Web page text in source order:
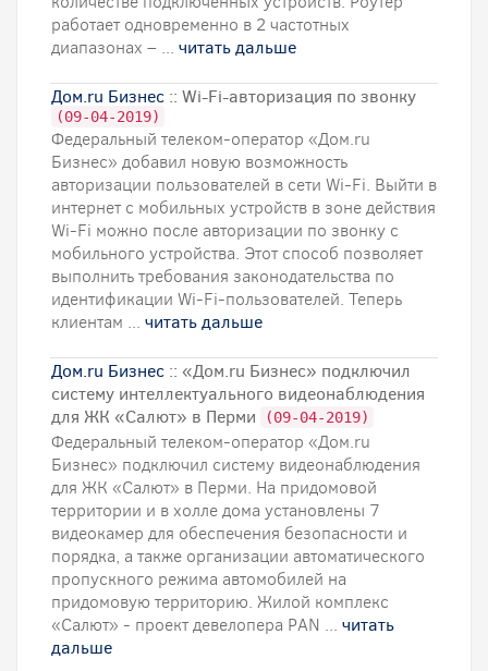
работает одновременно в 2 частотных
диапазонах – ... читать дальше
Дом.ru Бизнес :: Wi-Fi-авторизация по звонку
(09-04-2019)
Федеральный телеком-оператор «Дом.ru
Бизнес» добавил новую возможность
авторизации пользователей в сети Wi-Fi. Выйти в
интернет с мобильных устройств в зоне действия
Wi-Fi можно после авторизации по звонку с
мобильного устройства. Этот способ позволяет
выполнить требования законодательства по
идентификации Wi-Fi-пользователей. Теперь
клиентам ... читать дальше
Дом.ru Бизнес :: «Дом.ru Бизнес» подключил
систему интеллектуального видеонаблюдения
для ЖК «Салют» в Перми
(09-04-2019)
Федеральный телеком-оператор «Дом.ru
Бизнес» подключил систему видеонаблюдения
для ЖК «Салют» в Перми. На придомовой
территории и в холле дома установлены 7
видеокамер для обеспечения безопасности и
порядка, а также организации автоматического
пропускного режима автомобилей на
придомовую территорию. Жилой комплекс
«Салют» - проект девелопера PAN ... читать
дальше